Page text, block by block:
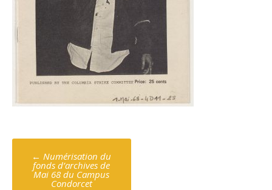
Poste
navigation
← Numérisation du
fonds d’archives de
Mai 68 du Campus
Condorcet